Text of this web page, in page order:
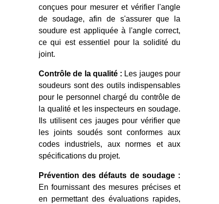
conçues pour mesurer et vérifier l'angle
de soudage, afin de s'assurer que la
soudure est appliquée à l'angle correct,
ce qui est essentiel pour la solidité du
joint.
Contrôle de la qualité : Les jauges pour
soudeurs sont des outils indispensables
pour le personnel chargé du contrôle de
la qualité et les inspecteurs en soudage.
Ils utilisent ces jauges pour vérifier que
les joints soudés sont conformes aux
codes industriels, aux normes et aux
spécifications du projet.
Prévention des défauts de soudage :
En fournissant des mesures précises et
en permettant des évaluations rapides,